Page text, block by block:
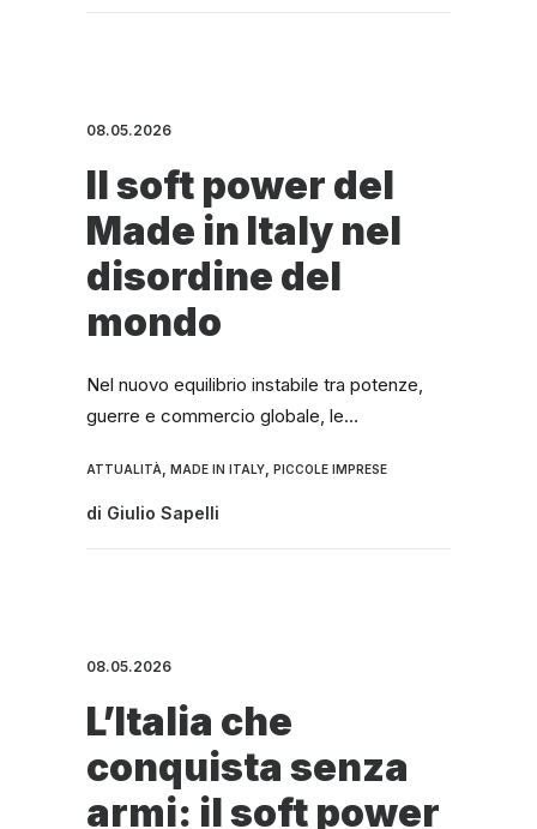
08.05.2026
Il soft power del
Made in Italy nel
disordine del
mondo
Nel nuovo equilibrio instabile tra potenze,
guerre e commercio globale, le…
ATTUALITÀ, MADE IN ITALY, PICCOLE IMPRESE
di Giulio Sapelli
08.05.2026
L’Italia che
conquista senza
armi: il soft power